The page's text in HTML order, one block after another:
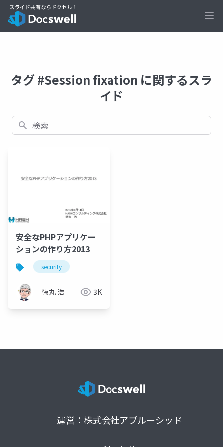
タグ #Session fixation に関するスラ
イド
検索
安全なPHPアプリケー
ションの作り方2013
security
徳丸 浩 3K
運営：株式会社アプルーシッド